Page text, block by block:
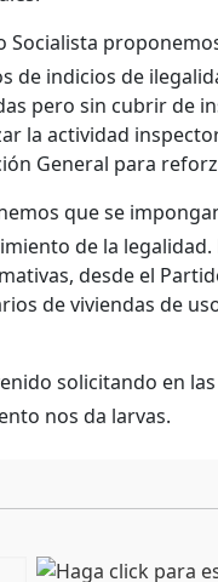
Socialista
de indicios de
pero sin cubrir de
la actividad
General para
que se
de la
desde el
de viviendas de
solicitando en
nos da larvas.